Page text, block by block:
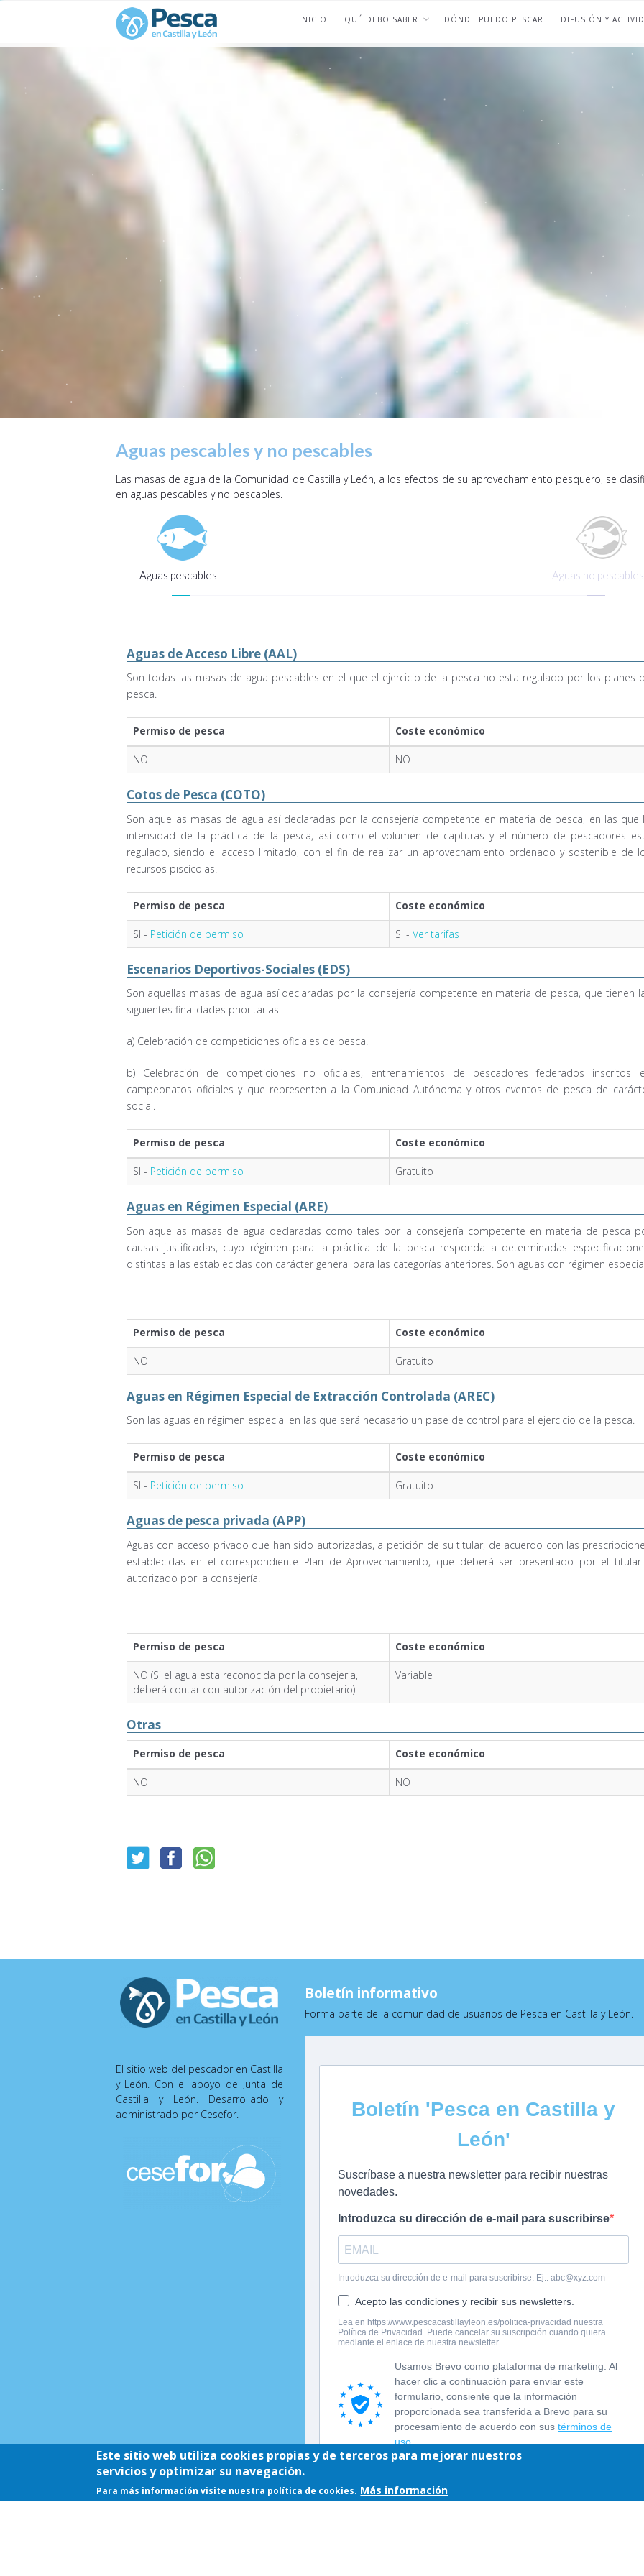
INICIO QUÉ DEBO SABER DÓNDE PUEDO PESCAR DIFUSIÓN Y
Aguas pescables y no pescables
Las masas de agua de la Comunidad de Castilla y León, a los efectos de su aprovechamiento pesquero, se
en aguas pescables y no pescables.
Aguas pescables Aguas no pescables
Aguas de Acceso Libre (AAL)
Son todas las masas de agua pescables en el que el ejercicio de la pesca no esta regulado por los planes
pesca.
Permiso de pesca Coste económico
NO NO
Cotos de Pesca (COTO)
Son aquellas masas de agua así declaradas por la consejería competente en materia de pesca, en las que
intensidad de la práctica de la pesca, así como el volumen de capturas y el número de pescadores
regulado, siendo el acceso limitado, con el fin de realizar un aprovechamiento ordenado y sostenible de
recursos piscícolas.
Permiso de pesca Coste económico
SI - Petición de permiso SI - Ver tarifas
Escenarios Deportivos-Sociales (EDS)
Son aquellas masas de agua así declaradas por la consejería competente en materia de pesca, que tienen
siguientes finalidades prioritarias:
a) Celebración de competiciones oficiales de pesca.
b) Celebración de competiciones no oficiales, entrenamientos de pescadores federados inscritos
campeonatos oficiales y que representen a la Comunidad Autónoma y otros eventos de pesca de
social.
Permiso de pesca Coste económico
SI - Petición de permiso Gratuito
Aguas en Régimen Especial (ARE)
Son aquellas masas de agua declaradas como tales por la consejería competente en materia de pesca
causas justificadas, cuyo régimen para la práctica de la pesca responda a determinadas
distintas a las establecidas con carácter general para las categorías anteriores. Son aguas con régimen
Permiso de pesca Coste económico
NO Gratuito
Aguas en Régimen Especial de Extracción Controlada (AREC)
Son las aguas en régimen especial en las que será necasario un pase de control para el ejercicio de la pesca.
Permiso de pesca Coste económico
SI - Petición de permiso Gratuito
Aguas de pesca privada (APP)
Aguas con acceso privado que han sido autorizadas, a petición de su titular, de acuerdo con las
establecidas en el correspondiente Plan de Aprovechamiento, que deberá ser presentado por el titular
autorizado por la consejería.
Permiso de pesca Coste económico
NO (Si el agua esta reconocida por la consejeria,
deberá contar con autorización del propietario)
Variable
Otras
Permiso de pesca Coste económico
NO NO
El sitio web del pescador en Castilla
y León. Con el apoyo de Junta de
Castilla y León. Desarrollado y
administrado por Cesefor.
Boletín informativo
Forma parte de la comunidad de usuarios de Pesca en Castilla y León.
Este sitio web utiliza cookies propias y de terceros para mejorar nuestros
servicios y optimizar su navegación.
Para más información visite nuestra política de cookies. Más información